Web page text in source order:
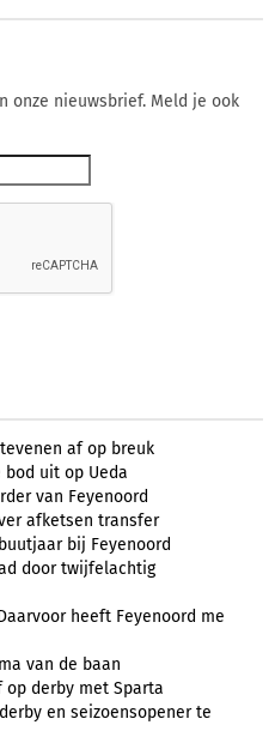
onze nieuwsbrief. Meld je ook
af op breuk
bod uit op Ueda
van Feyenoord
afketsen transfer
bij Feyenoord
door twijfelachtig
heeft Feyenoord me
van de baan
op derby met Sparta
en seizoensopener te